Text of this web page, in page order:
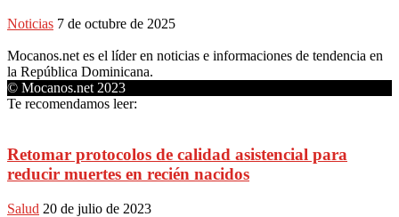
Noticias 7 de octubre de 2025
Mocanos.net es el líder en noticias e informaciones de tendencia en
la República Dominicana.
© Mocanos.net 2023
Te recomendamos leer:
Retomar protocolos de calidad asistencial para
reducir muertes en recién nacidos
Salud 20 de julio de 2023